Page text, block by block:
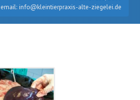
email: info@kleintierpraxis-alte-ziegelei.de